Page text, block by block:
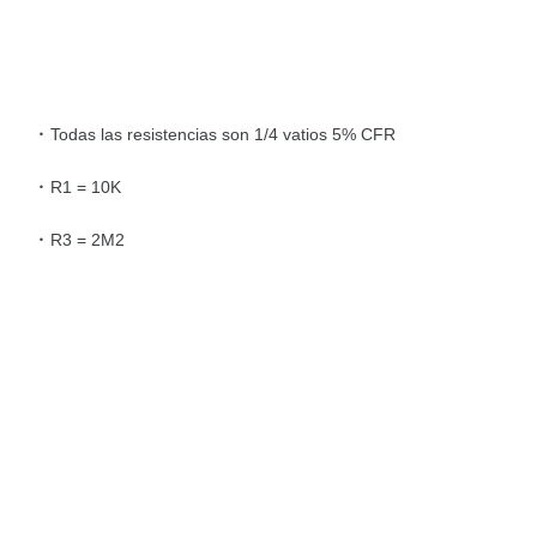
Todas las resistencias son 1/4 vatios 5% CFR
R1 = 10K
R3 = 2M2